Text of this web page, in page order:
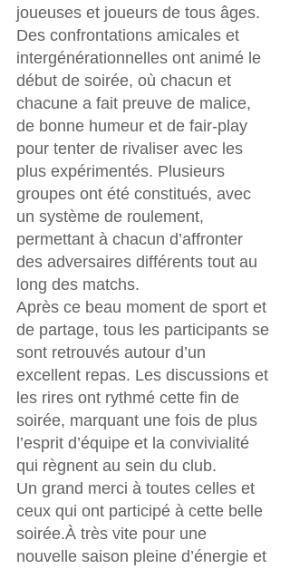
joueuses et joueurs de tous âges.
Des confrontations amicales et
intergénérationnelles ont animé le
début de soirée, où chacun et
chacune a fait preuve de malice,
de bonne humeur et de fair-play
pour tenter de rivaliser avec les
plus expérimentés. Plusieurs
groupes ont été constitués, avec
un système de roulement,
permettant à chacun d’affronter
des adversaires différents tout au
long des matchs.
Après ce beau moment de sport et
de partage, tous les participants se
sont retrouvés autour d’un
excellent repas. Les discussions et
les rires ont rythmé cette fin de
soirée, marquant une fois de plus
l’esprit d’équipe et la convivialité
qui règnent au sein du club.
Un grand merci à toutes celles et
ceux qui ont participé à cette belle
soirée.À très vite pour une
nouvelle saison pleine d’énergie et